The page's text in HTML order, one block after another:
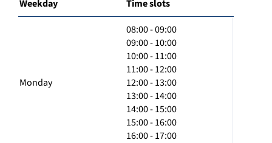
Weekday Time slots
Monday
08:00 - 09:00
09:00 - 10:00
10:00 - 11:00
11:00 - 12:00
12:00 - 13:00
13:00 - 14:00
14:00 - 15:00
15:00 - 16:00
16:00 - 17:00